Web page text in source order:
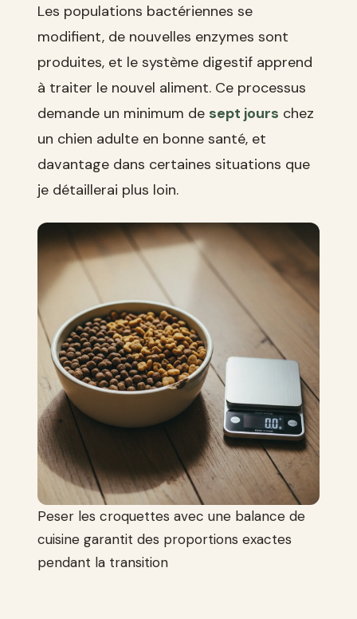
Les populations bactériennes se
modifient, de nouvelles enzymes sont
produites, et le système digestif apprend
à traiter le nouvel aliment. Ce processus
demande un minimum de sept jours chez
un chien adulte en bonne santé, et
davantage dans certaines situations que
je détaillerai plus loin.
Peser les croquettes avec une balance de
cuisine garantit des proportions exactes
pendant la transition